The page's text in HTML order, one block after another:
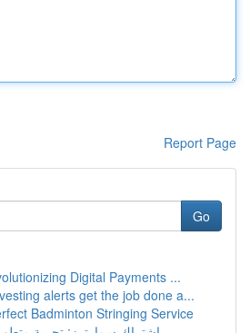
Report Page
Go
Digital Payments ...
alerts get the job done a...
Badminton Stringing Service